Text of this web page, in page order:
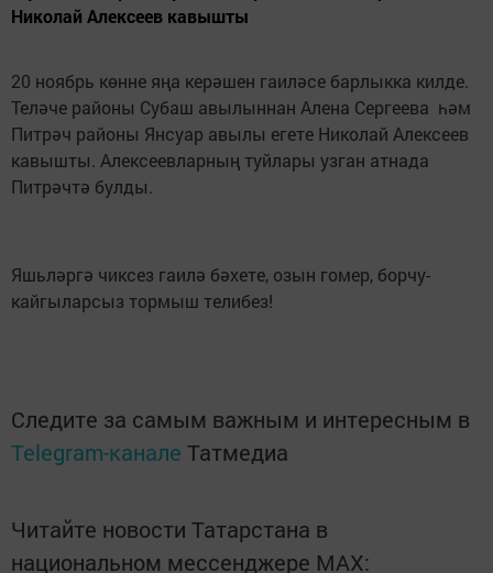
Николай Алексеев кавышты
20 ноябрь көнне яңа керәшен гаиләсе барлыкка килде.
Теләче районы Субаш авылыннан Алена Сергеева һәм
Питрәч районы Янсуар авылы егете Николай Алексеев
кавышты. Алексеевларның туйлары узган атнада
Питрәчтә булды.
Яшьләргә чиксез гаилә бәхете, озын гомер, борчу-
кайгыларсыз тормыш телибез!
Следите за самым важным и интересным в
Telegram-канале Татмедиа
Читайте новости Татарстана в
национальном мессенджере MАХ: